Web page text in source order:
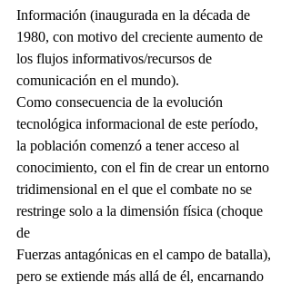
Información (inaugurada en la década de
1980, con motivo del creciente aumento de
los flujos informativos/recursos de
comunicación en el mundo).
Como consecuencia de la evolución
tecnológica informacional de este período,
la población comenzó a tener acceso al
conocimiento, con el fin de crear un entorno
tridimensional en el que el combate no se
restringe solo a la dimensión física (choque
de
Fuerzas antagónicas en el campo de batalla),
pero se extiende más allá de él, encarnando